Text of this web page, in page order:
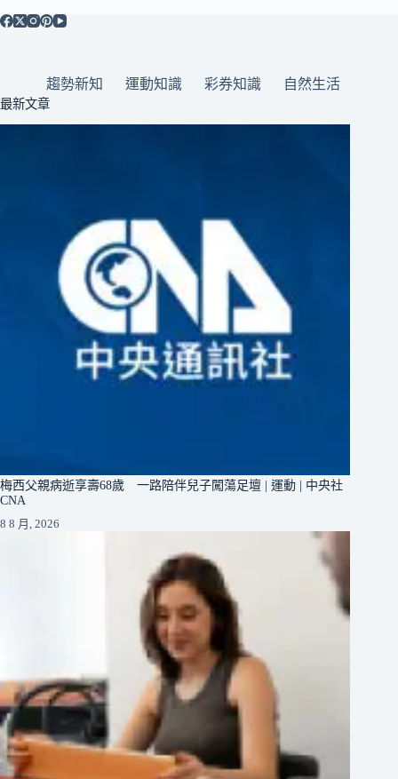
趨勢新知 運動知識 彩券知識 自然生活
最新文章
梅西父親病逝享壽68歲 一路陪伴兒子闖蕩足壇 | 運動 | 中央社
CNA
8 8 月, 2026